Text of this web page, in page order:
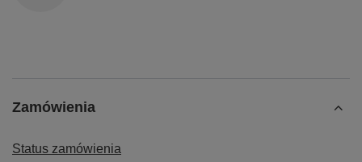
Zamówienia
Status zamówienia